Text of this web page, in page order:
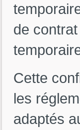
de
Cette
les
adaptés